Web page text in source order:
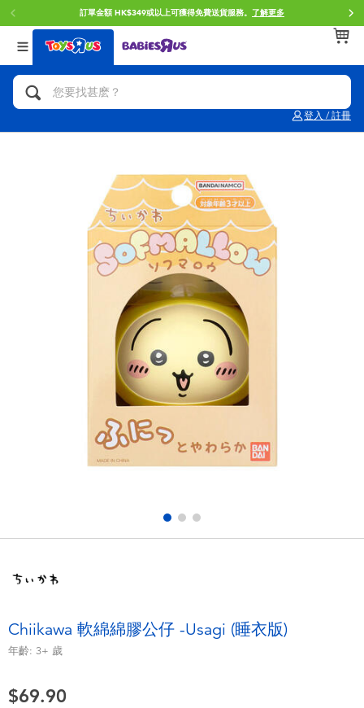
訂單金額 HK$349或以上可獲得免費送貨服務。 了解更多
登入 / 註冊
返回
分類目錄
人氣英雄,角色扮演,射擊玩具
拼砌組合及樂高LEGO
玩具車,貨車,火車及遙控系列
手工藝,文具,蠟筆,泥膠,畫板
娃娃, 芭比,收藏公仔
遊戲及拼圖系列
益智學習玩具
毛毛公仔玩具
夏日用品
返回
品牌
Brunch Brother 早午餐兄弟
Spider-Man蜘蛛俠
Mini Brands
Play-Doh培樂多
Pokemon寶可夢
LEGO樂高
LeapFrog跳跳蛙
返回
年齢
0~2歳
8~11歳
12~14歳
Chiikawa 軟綿綿膠公仔 -Usagi (睡衣版)
年齡: 3+ 歲
$69.90